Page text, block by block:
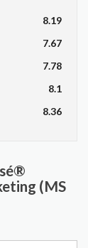
8.19
7.67
7.78
8.1
8.36
(MS